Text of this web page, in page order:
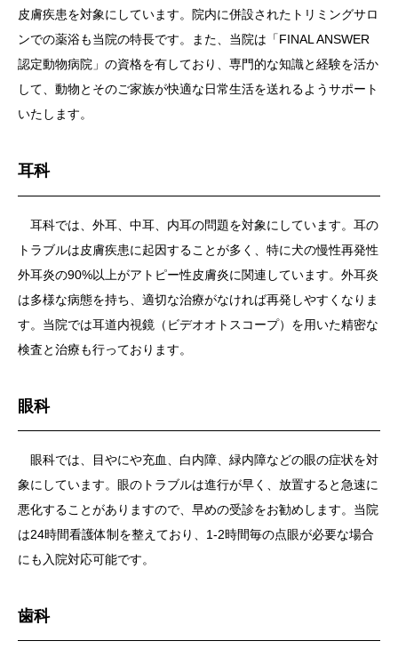
皮膚疾患を対象にしています。院内に併設されたトリミングサロ
ンでの薬浴も当院の特長です。また、当院は「FINAL ANSWER
認定動物病院」の資格を有しており、専門的な知識と経験を活か
して、動物とそのご家族が快適な日常生活を送れるようサポート
いたします。
耳科
耳科では、外耳、中耳、内耳の問題を対象にしています。耳の
トラブルは皮膚疾患に起因することが多く、特に犬の慢性再発性
外耳炎の90%以上がアトピー性皮膚炎に関連しています。外耳炎
は多様な病態を持ち、適切な治療がなければ再発しやすくなりま
す。当院では耳道内視鏡（ビデオオトスコープ）を用いた精密な
検査と治療も行っております。
眼科
眼科では、目やにや充血、白内障、緑内障などの眼の症状を対
象にしています。眼のトラブルは進行が早く、放置すると急速に
悪化することがありますので、早めの受診をお勧めします。当院
は24時間看護体制を整えており、1-2時間毎の点眼が必要な場合
にも入院対応可能です。
歯科